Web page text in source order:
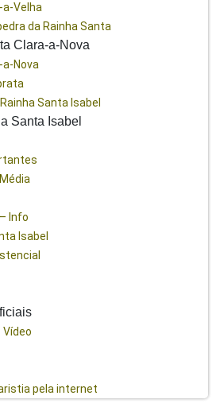
Velha
da Rainha Santa
Clara-a-Nova
Nova
Santa Isabel
Santa Isabel
Info
Isabel
Vídeo
pela internet